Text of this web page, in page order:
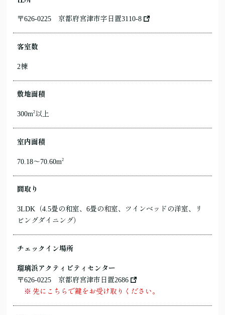
〒626-0225 京都府宮津市字日置3110-8
客室数
2棟
敷地面積
300m2以上
室内面積
70.18〜70.60m2
間取り
3LDK（4.5畳の和室、6畳の和室、ツインベッドの洋室、リ
ビングダイニング）
チェックイン場所
瑠璃浜アクティビティセンター
〒626-0225 京都府宮津市日置2686
先にこちらで鍵をお受け取りください。